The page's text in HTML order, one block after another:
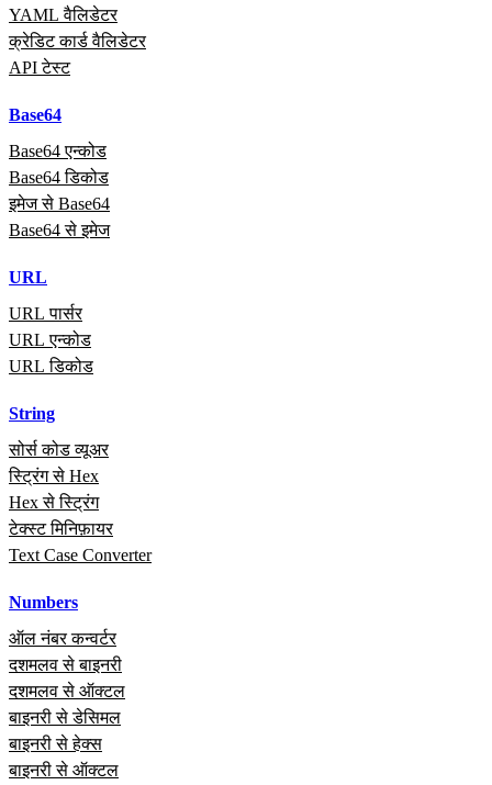
YAML वैलिडेटर
क्रेडिट कार्ड वैलिडेटर
API टेस्ट
Base64
Base64 एन्कोड
Base64 डिकोड
इमेज से Base64
Base64 से इमेज
URL
URL पार्सर
URL एन्कोड
URL डिकोड
String
सोर्स कोड व्यूअर
स्ट्रिंग से Hex
Hex से स्ट्रिंग
टेक्स्ट मिनिफ़ायर
Text Case Converter
Numbers
ऑल नंबर कन्वर्टर
दशमलव से बाइनरी
दशमलव से ऑक्टल
बाइनरी से डेसिमल
बाइनरी से हेक्स
बाइनरी से ऑक्टल